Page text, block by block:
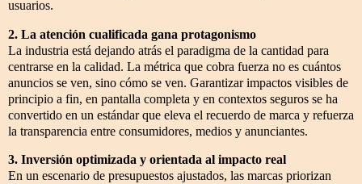
usuarios.
2. La atención cualificada gana protagonismo
La industria está dejando atrás el paradigma de la cantidad para
centrarse en la calidad. La métrica que cobra fuerza no es cuántos
anuncios se ven, sino cómo se ven. Garantizar impactos visibles de
principio a fin, en pantalla completa y en contextos seguros se ha
convertido en un estándar que eleva el recuerdo de marca y refuerza
la transparencia entre consumidores, medios y anunciantes.
3. Inversión optimizada y orientada al impacto real
En un escenario de presupuestos ajustados, las marcas priorizan